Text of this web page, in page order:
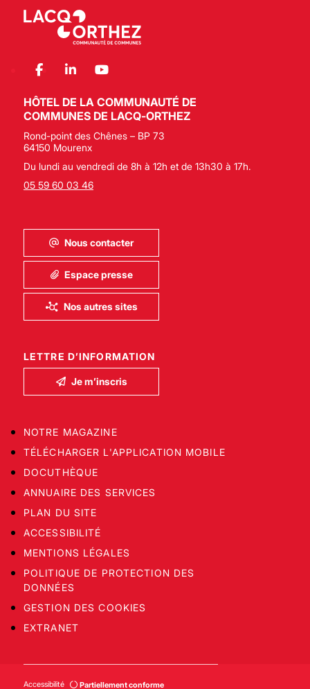
HÔTEL DE LA COMMUNAUTÉ DE
COMMUNES DE LACQ-ORTHEZ
Rond-point des Chênes – BP 73
64150 Mourenx
Du lundi au vendredi de 8h à 12h et de 13h30 à 17h.
05 59 60 03 46
Nous contacter
Espace presse
Nos autres sites
LETTRE D’INFORMATION
Je m’inscris
NOTRE MAGAZINE
TÉLÉCHARGER L'APPLICATION MOBILE
DOCUTHÈQUE
ANNUAIRE DES SERVICES
PLAN DU SITE
ACCESSIBILITÉ
MENTIONS LÉGALES
POLITIQUE DE PROTECTION DES
DONNÉES
GESTION DES COOKIES
EXTRANET
Accessibilité Partiellement conforme